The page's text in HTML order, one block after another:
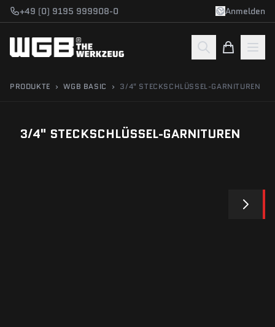
Zum Hauptinhalt springen
+49 (0) 9195 999908-0 Anmelden
PRODUKTE › WGB BASIC › 3/4" STECKSCHLÜSSEL-GARNITUREN
3/4" STECKSCHLÜSSEL-GARNITUREN